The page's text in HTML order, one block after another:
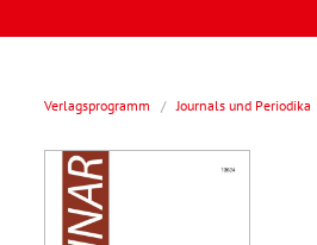
Verlagsprogramm / Journals und Periodika